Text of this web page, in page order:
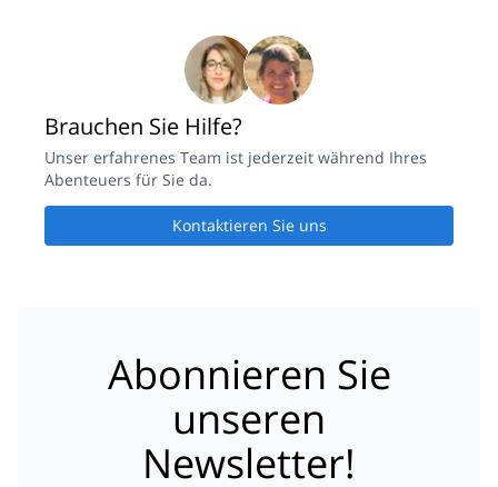
Brauchen Sie Hilfe?
Unser erfahrenes Team ist jederzeit während Ihres
Abenteuers für Sie da.
Kontaktieren Sie uns
Abonnieren Sie
unseren
Newsletter!